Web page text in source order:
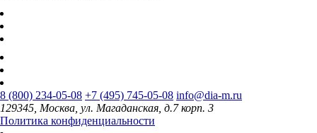
8 (800) 234-05-08 +7 (495) 745-05-08 info@dia-m.ru
129345, Москва, ул. Магаданская, д.7 корп. 3
Политика конфиденциальности